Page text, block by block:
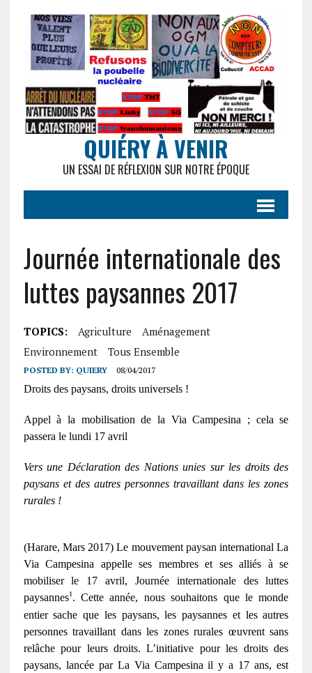
QUIÉRY À VENIR
UN ESSAI DE RÉFLEXION SUR NOTRE ÉPOQUE
Journée internationale des
luttes paysannes 2017
TOPICS: Agriculture
Aménagement
Environnement
Tous Ensemble
POSTED BY: QUIERY 08/04/2017
Droits des paysans, droits universels !
Appel à la mobilisation de la Via Campesina ; cela se
passera le lundi 17 avril
Vers une Déclaration des Nations unies sur les droits des
paysans et des autres personnes travaillant dans les zones
rurales !
(Harare, Mars 2017) Le mouvement paysan international La
Via Campesina appelle ses membres et ses alliés à se
mobiliser le 17 avril, Journée internationale des luttes
paysannes1. Cette année, nous souhaitons que le monde
entier sache que les paysans, les paysannes et les autres
personnes travaillant dans les zones rurales œuvrent sans
relâche pour leurs droits. L’initiative pour les droits des
paysans, lancée par La Via Campesina il y a 17 ans, est